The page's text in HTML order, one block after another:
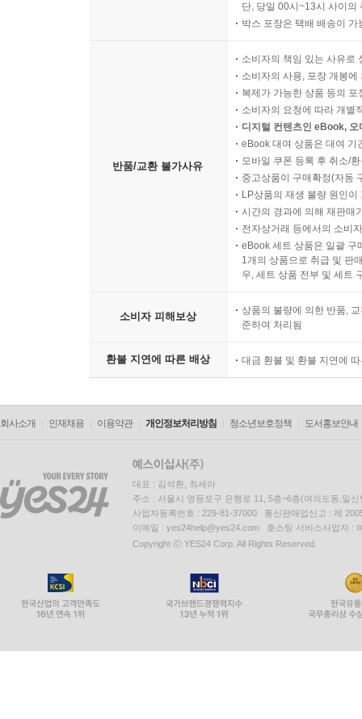
단, 당일 00시~13시 사이의
박스 포장은 택배 배송이
반품/교환 불가사유
소비자의 책임 있는 사유로
소비자의 사용, 포장 개봉
복제가 가능한 상품 등의
소비자의 요청에 따라 개별
디지털 컨텐츠인 eBook,
eBook 대여 상품은 대여 기
모바일 쿠폰 등록 후 취소/
중고상품이 구매확정(자동
LP상품의 재생 불량 원인
시간의 경과에 의해 재판매
전자상거래 등에서의 소비
eBook 세트 상품은 일괄 구
1개의 상품으로 취급 및 판
우, 세트 상품 전부 및 세트
소비자 피해보상
상품의 불량에 의한 반품,
준하여 처리됨
환불 지연에 따른 배상 대금 환불 및 환불 지연에
회사소개 인재채용 이용약관 개인정보처리방침 청소년보호정책 도서홍보안내
대표 : 김석환, 최세라
주소 : 서울시 영등포구 은행로 11, 5층~6층(여의도동,일신
사업자등록번호 : 229-81-37000 통신판매업신고 : 제
이메일 : yes24help@yes24.com 호스팅 서비스사업자 :
Copyright ⓒ YES24 Corp. All Rights Reserved.